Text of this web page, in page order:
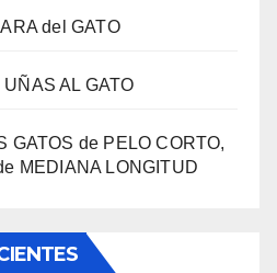
del GATO
AL GATO
GATOS de PELO CORTO,
MEDIANA LONGITUD